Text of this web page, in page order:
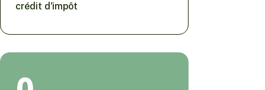
crédit d'impôt